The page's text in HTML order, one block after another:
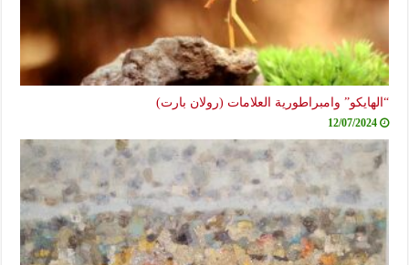
“الهايكو” وامبراطورية العلامات (رولان بارت)
12/07/2024